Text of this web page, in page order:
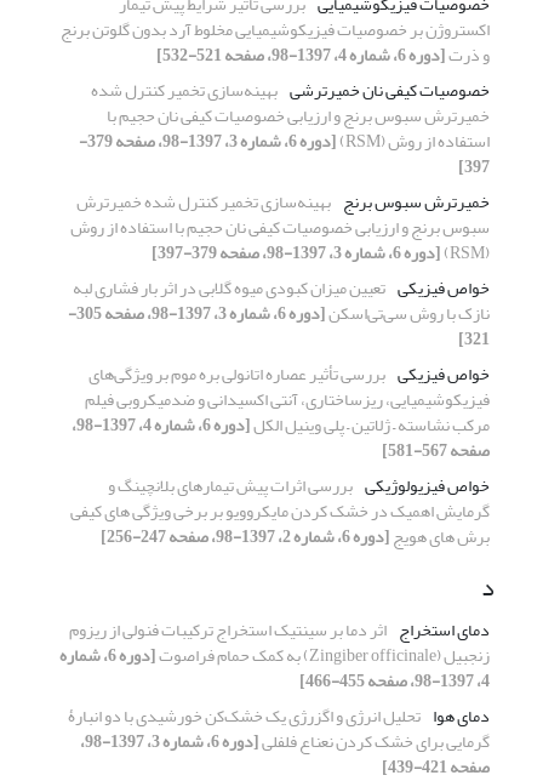
اکستروژن بر خصوصیات فیزیکوشیمیایی مخلوط آرد بدون گلوتن برنج
و ذرت[دوره 6، شماره 4، 1397-98، صفحه 521-532]
خصوصیات کیفی نان خمیرترشی بهینه‌سازی تخمیر کنترل شده
خمیرترش سبوس برنج و ارزیابی خصوصیات کیفی نان حجیم با
استفاده از روش (RSM) [دوره 6، شماره 3، 1397-98، صفحه 379-
397]
خمیرترش سبوس برنج بهینه‌سازی تخمیر کنترل شده خمیرترش
سبوس برنج و ارزیابی خصوصیات کیفی نان حجیم با استفاده از روش
(RSM)
[دوره 6، شماره 3، 1397-98، صفحه 379-397]
خواص فیزیکی تعیین میزان کبودی میوه گلابی در اثر بار فشاری لبه
نازک با روش سی‌تی‌اسکن [دوره 6، شماره 3، 1397-98، صفحه 305-
321]
خواص فیزیکی بررسی تأثیر عصاره اتانولی بره موم بر ویژگی‌های
فیزیکوشیمیایی، ریزساختاری، آنتی اکسیدانی و ضدمیکروبی فیلم
مرکب نشاسته – ژلاتین – پلی وینیل الکل [دوره 6، شماره 4، 1397-98،
صفحه 567-581]
خواص فیزیولوژیکی بررسی اثرات پیش تیمارهای بلانچینگ و
گرمایش اهمیک در خشک کردن مایکروویو بر برخی ویژگی های کیفی
برش های هویج[دوره 6، شماره 2، 1397-98، صفحه 247-256]
د
دمای استخراج اثر دما بر سینتیک استخراج ترکیبات فنولی از ریزوم
زنجبیل (Zingiber officinale) به کمک حمام فراصوت [دوره 6، شماره
4، 1397-98، صفحه 455-466]
دمای هوا تحلیل انرژی و اگزرژی یک خشک‌کن خورشیدی با دو انبارۀ
گرمایی برای خشک کردن نعناع فلفلی [دوره 6، شماره 3، 1397-98،
صفحه 421-439]